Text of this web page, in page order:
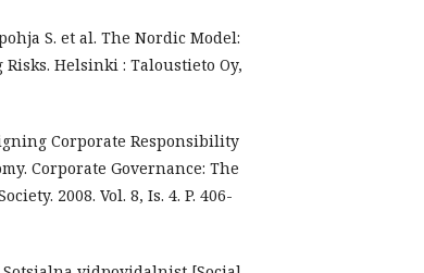
S. et al. The Nordic Model:
Helsinki : Taloustieto Oy,
Corporate Responsibility
Corporate Governance: The
2008. Vol. 8, Is. 4. P. 406-